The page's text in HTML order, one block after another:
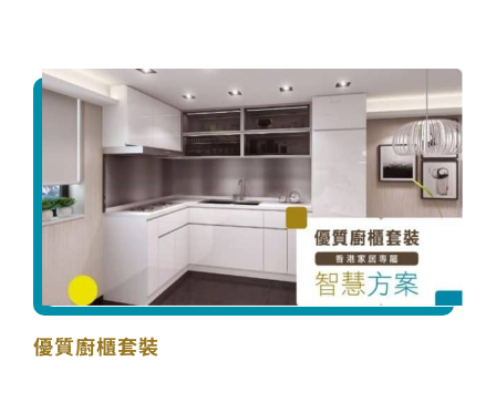
優質廚櫃套裝